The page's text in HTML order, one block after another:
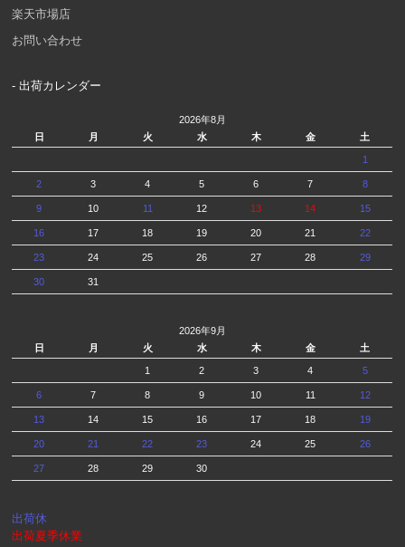
楽天市場店
お問い合わせ
- 出荷カレンダー
2026年8月
日
月 火 水 木 金 土
1
2 3 4 5 6 7 8
9 10 11 12 13 14 15
16 17 18 19 20 21 22
23 24 25 26 27 28 29
30 31
2026年9月
日
月 火 水 木 金 土
1 2 3 4 5
6 7 8 9 10 11 12
13 14 15 16 17 18 19
20 21 22 23 24 25 26
27 28 29 30
出荷休
出荷夏季休業